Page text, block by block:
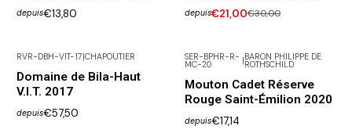
depuis€13,80 depuis€21,00€30,00
RVR-DBH-VIT-17 CHAPOUTIER
Domaine de Bila-Haut
V.I.T. 2017
depuis€57,50
SER-BPHR-R-
MC-20
BARON PHILIPPE DE
ROTHSCHILD
Mouton Cadet Réserve
Rouge Saint-Émilion 2020
depuis€17,14